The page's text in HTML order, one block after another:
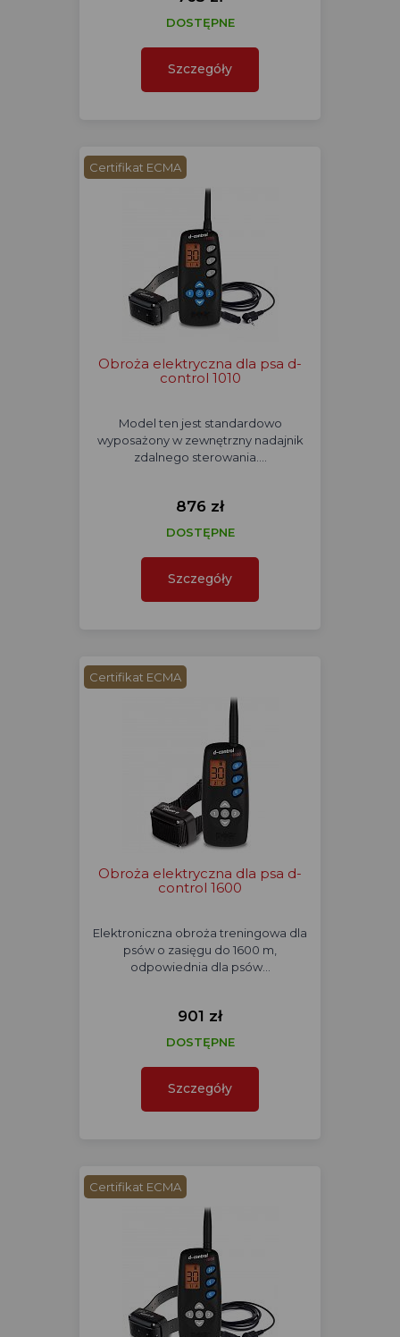
DOSTĘPNE
Szczegóły
Certifikat ECMA
Obroża elektryczna dla psa d-
control 1010
Model ten jest standardowo
wyposażony w zewnętrzny nadajnik
zdalnego sterowania.…
876 zł
DOSTĘPNE
Szczegóły
Certifikat ECMA
Obroża elektryczna dla psa d-
control 1600
Elektroniczna obroża treningowa dla
psów o zasięgu do 1600 m,
odpowiednia dla psów…
901 zł
DOSTĘPNE
Szczegóły
Certifikat ECMA